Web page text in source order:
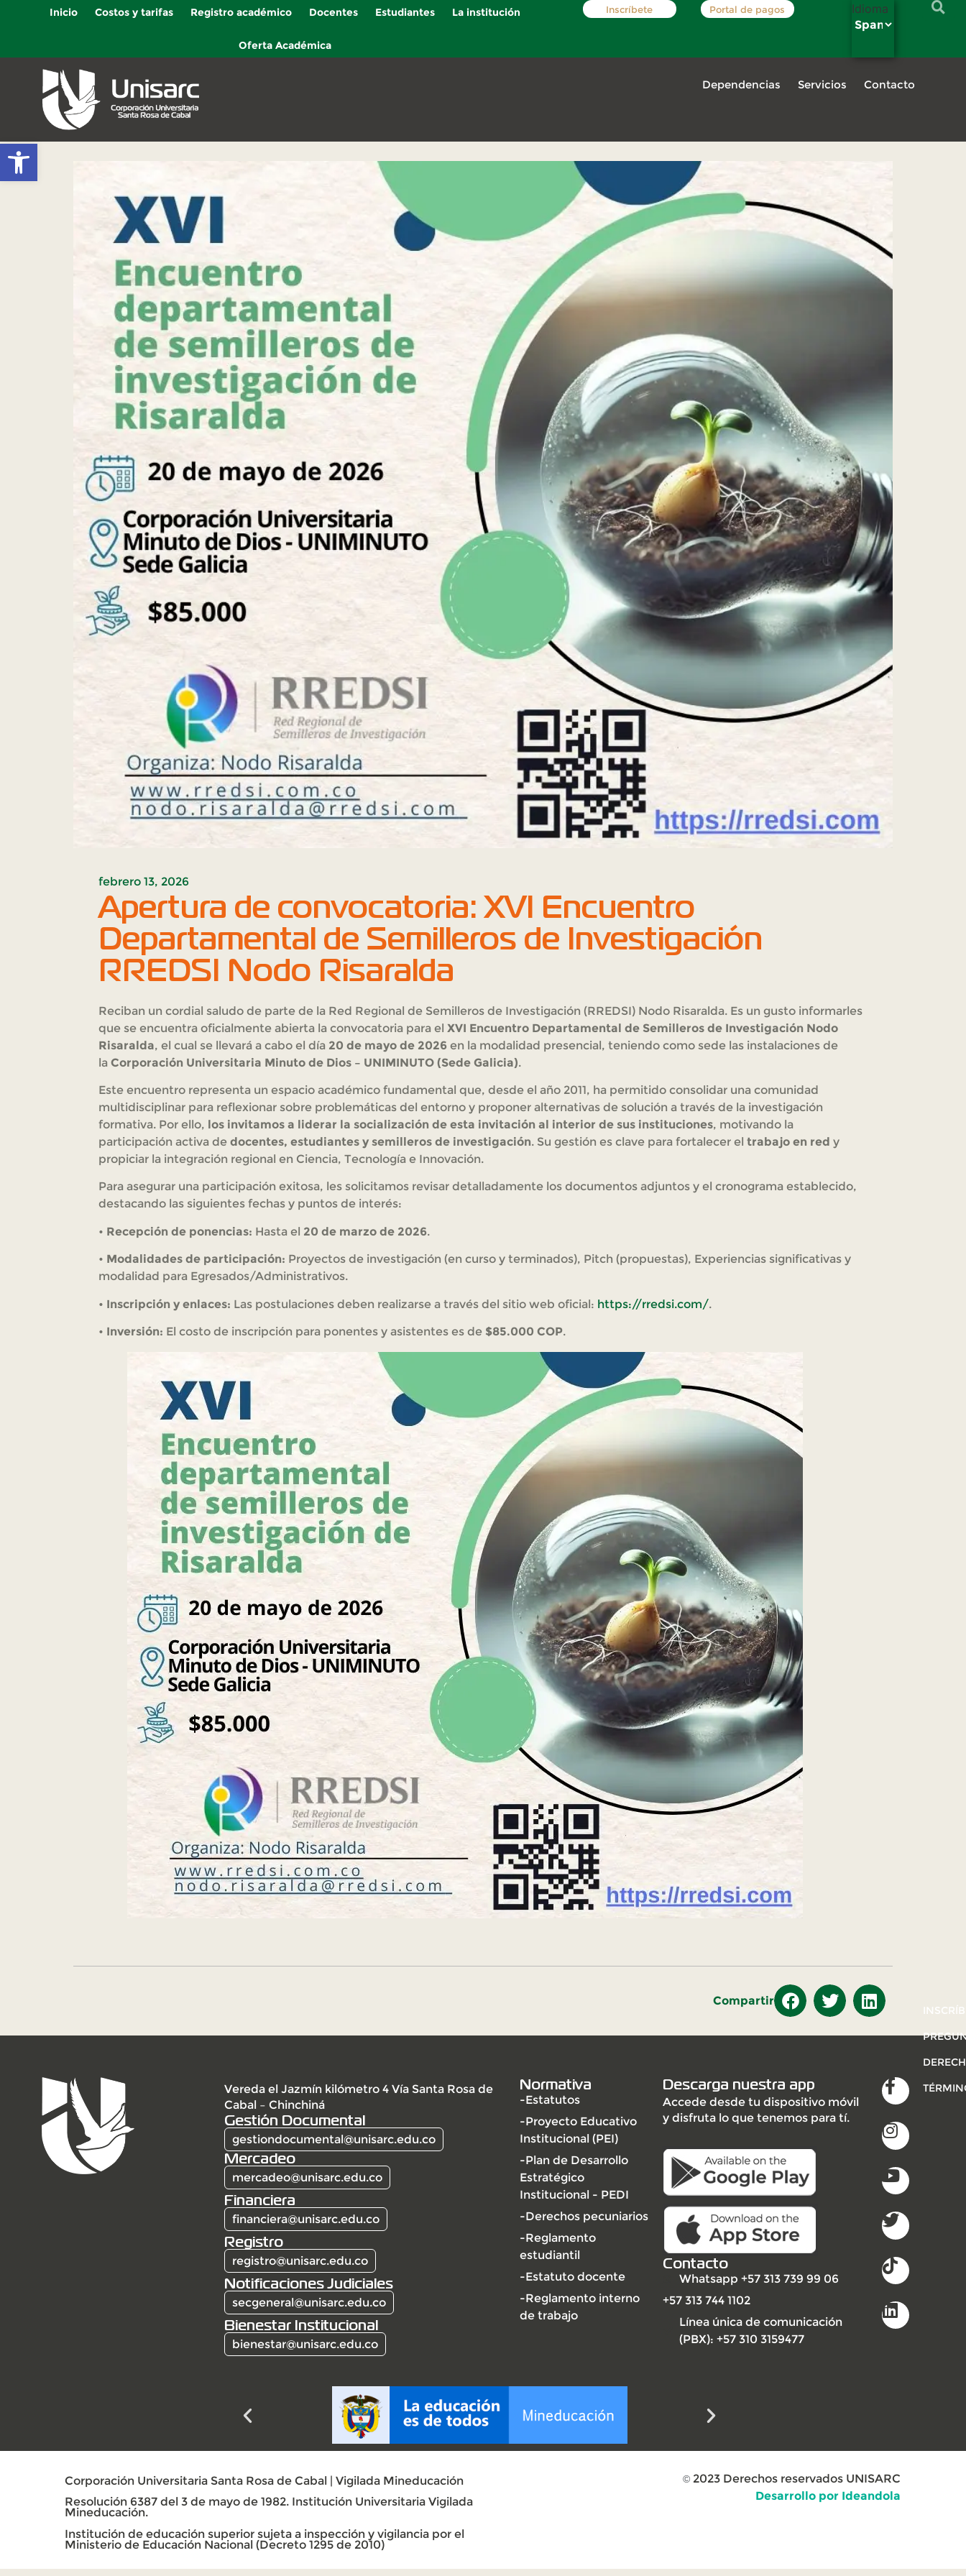
Abrir barra de herramientas
Inicio Costos y tarifas Registro académico Docentes Estudiantes La institución
Oferta Académica
Inscríbete Portal de pagos Idioma
Dependencias Servicios Contacto
febrero 13, 2026
Apertura de convocatoria: XVI Encuentro
Departamental de Semilleros de Investigación
RREDSI Nodo Risaralda
Reciban un cordial saludo de parte de la Red Regional de Semilleros de Investigación (RREDSI) Nodo Risaralda. Es un gusto informarles
que se encuentra oficialmente abierta la convocatoria para el XVI Encuentro Departamental de Semilleros de Investigación Nodo
Risaralda, el cual se llevará a cabo el día 20 de mayo de 2026 en la modalidad presencial, teniendo como sede las instalaciones de
la Corporación Universitaria Minuto de Dios – UNIMINUTO (Sede Galicia).
Este encuentro representa un espacio académico fundamental que, desde el año 2011, ha permitido consolidar una comunidad
multidisciplinar para reflexionar sobre problemáticas del entorno y proponer alternativas de solución a través de la investigación
formativa. Por ello, los invitamos a liderar la socialización de esta invitación al interior de sus instituciones, motivando la
participación activa de docentes, estudiantes y semilleros de investigación. Su gestión es clave para fortalecer el trabajo en red y
propiciar la integración regional en Ciencia, Tecnología e Innovación.
Para asegurar una participación exitosa, les solicitamos revisar detalladamente los documentos adjuntos y el cronograma establecido,
destacando las siguientes fechas y puntos de interés:
• Recepción de ponencias: Hasta el 20 de marzo de 2026.
• Modalidades de participación: Proyectos de investigación (en curso y terminados), Pitch (propuestas), Experiencias significativas y
modalidad para Egresados/Administrativos.
• Inscripción y enlaces: Las postulaciones deben realizarse a través del sitio web oficial: https://rredsi.com/.
• Inversión: El costo de inscripción para ponentes y asistentes es de $85.000 COP.
Compartir
Vereda el Jazmín kilómetro 4 Vía Santa Rosa de
Cabal – Chinchiná
Gestión Documental
gestiondocumental@unisarc.edu.co
Mercadeo
mercadeo@unisarc.edu.co
Financiera
financiera@unisarc.edu.co
Registro
registro@unisarc.edu.co
Notificaciones Judiciales
secgeneral@unisarc.edu.co
Bienestar Institucional
bienestar@unisarc.edu.co
Normativa
-Estatutos
-Proyecto Educativo
Institucional (PEI)
-Plan de Desarrollo
Estratégico
Institucional - PEDI
-Derechos pecuniarios
-Reglamento
estudiantil
-Estatuto docente
-Reglamento interno
de trabajo
Descarga nuestra app
Accede desde tu dispositivo móvil
y disfruta lo que tenemos para tí.
Contacto
Whatsapp +57 313 739 99 06
+57 313 744 1102
Línea única de comunicación
(PBX): +57 310 3159477
Corporación Universitaria Santa Rosa de Cabal | Vigilada Mineducación
Resolución 6387 del 3 de mayo de 1982. Institución Universitaria Vigilada
Mineducación.
Institución de educación superior sujeta a inspección y vigilancia por el
Ministerio de Educación Nacional (Decreto 1295 de 2010)
© 2023 Derechos reservados UNISARC
Desarrollo por Ideandola